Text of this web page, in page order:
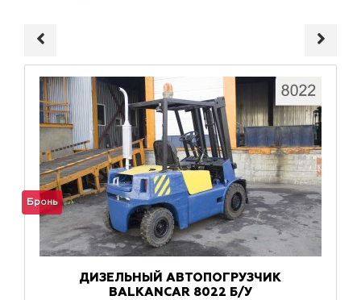
Бронь
ДИЗЕЛЬНЫЙ АВТОПОГРУЗЧИК
BALKANCAR 8022 Б/У